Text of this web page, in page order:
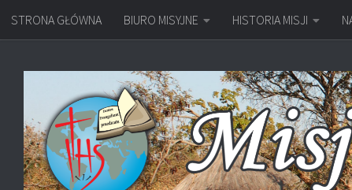
Przejdź do treści
STRONA GŁÓWNA BIURO MISYJNE HISTORIA MISJI